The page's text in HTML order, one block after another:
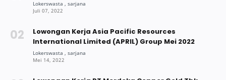
Lowongan Kerja Asia Pacific Resources
International Limited (APRIL) Group Mei 2022